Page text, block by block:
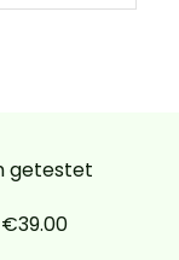
getestet